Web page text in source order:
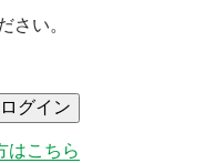
さい。
はこちら